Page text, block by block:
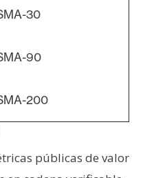
30
90
200
públicas de valor